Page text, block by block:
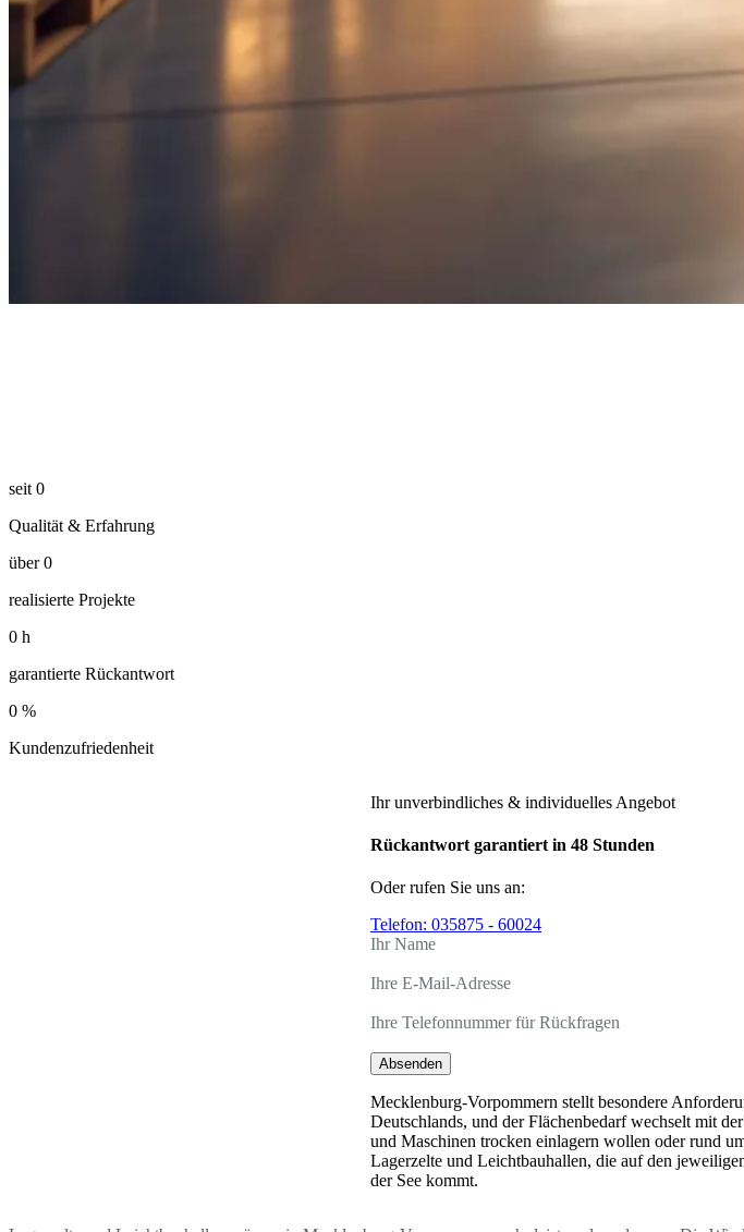
seit 0
Qualität & Erfahrung
über 0
realisierte Projekte
0 h
garantierte Rückantwort
0 %
Kundenzufriedenheit
Ihr unverbindliches & individuelles Angebot
Rückantwort garantiert in 48 Stunden
Oder rufen Sie uns an:
Telefon: 035875 - 60024
Ihr Name
Ihre E-Mail-Adresse
Ihre Telefonnummer für Rückfragen
Absenden
Mecklenburg-Vorpommern stellt besondere
Deutschlands, und der Flächenbedarf wechselt mit
und Maschinen trocken einlagern wollen oder rund
Lagerzelte und Leichtbauhallen, die auf den
der See kommt.